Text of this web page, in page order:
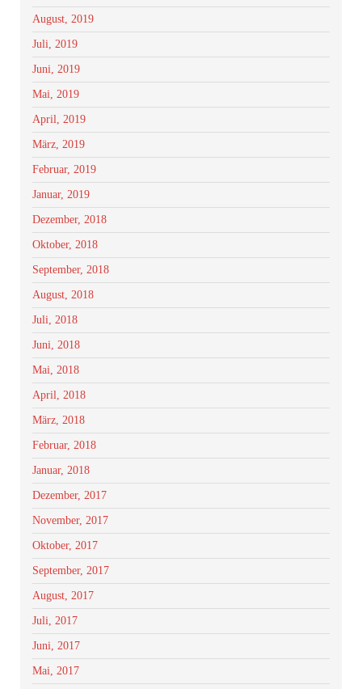
August, 2019
Juli, 2019
Juni, 2019
Mai, 2019
April, 2019
März, 2019
Februar, 2019
Januar, 2019
Dezember, 2018
Oktober, 2018
September, 2018
August, 2018
Juli, 2018
Juni, 2018
Mai, 2018
April, 2018
März, 2018
Februar, 2018
Januar, 2018
Dezember, 2017
November, 2017
Oktober, 2017
September, 2017
August, 2017
Juli, 2017
Juni, 2017
Mai, 2017